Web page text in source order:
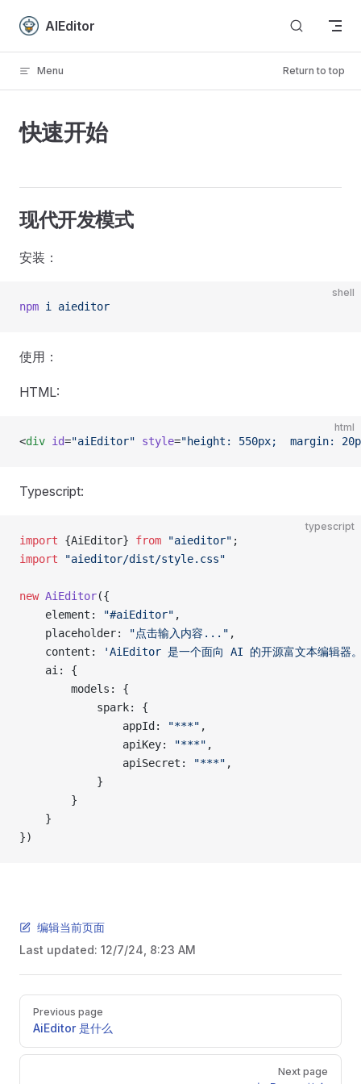
Skip to content
AIEditor
Menu Return to top
快速开始
现代开发模式
安装：
shell
npm i aieditor
使用：
HTML:
html
<div id="aiEditor" style="height: 550px;  margin:
Typescript:
typescript
import {AiEditor} from "aieditor" ;
import "aieditor/dist/style.css"
new AiEditor({
    element:
"#aiEditor" ,
    placeholder:
"点击输入内容..." ,
    content:
'AiEditor 是一个面向 AI 的开源富文本编辑器
    ai: {
        models: {
            spark: {
                appId:
"***" ,
                apiKey:
"***" ,
                apiSecret:
"***" ,
            }
        }
    }
})
编辑当前页面
Last updated: 12/7/24, 8:23 AM
Pager
Previous page
AiEditor 是什么
Next page